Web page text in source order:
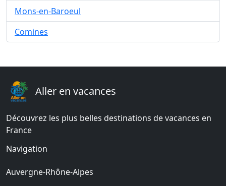
Mons-en-Baroeul
Comines
Aller en vacances
Découvrez les plus belles destinations de vacances en
France
Navigation
Auvergne-Rhône-Alpes